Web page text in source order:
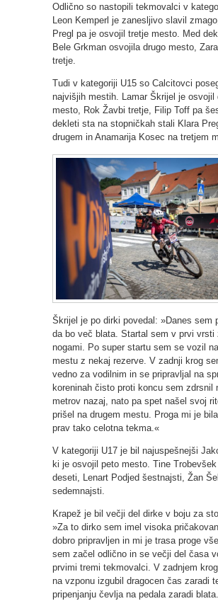
Odlično so nastopili tekmovalci v
Leon Kemperl je zanesljivo slavil
Pregl pa je osvojil tretje mesto. Med
Bele Grkman osvojila drugo mesto,
tretje.
Tudi v kategoriji U15 so Calcitovci
najvišjih mestih. Lamar Škrijel je osvojil
mesto, Rok Žavbi tretje, Filip Toff pa
dekleti sta na stopničkah stali Klara
drugem in Anamarija Kosec na tretjem
Škrijel je po dirki povedal: »Danes sem
da bo več blata. Startal sem v prvi vrsti
nogami. Po super startu sem se vozil
mestu z nekaj rezerve. V zadnji krog
vedno za vodilnim in se pripravljal na
koreninah čisto proti koncu sem zdrsnil
metrov nazaj, nato pa spet našel svoj
prišel na drugem mestu. Proga mi je
prav tako celotna tekma.«
V kategoriji U17 je bil najuspešnejši
ki je osvojil peto mesto. Tine Trobevšek
deseti, Lenart Podjed šestnajsti, Žan
sedemnajsti.
Krapež je bil večji del dirke v boju za
»Za to dirko sem imel visoka
dobro pripravljen in mi je trasa proge
sem začel odlično in se večji del časa
prvimi tremi tekmovalci. V zadnjem
na vzponu izgubil dragocen čas zaradi
pripenjanju čevlja na pedala zaradi